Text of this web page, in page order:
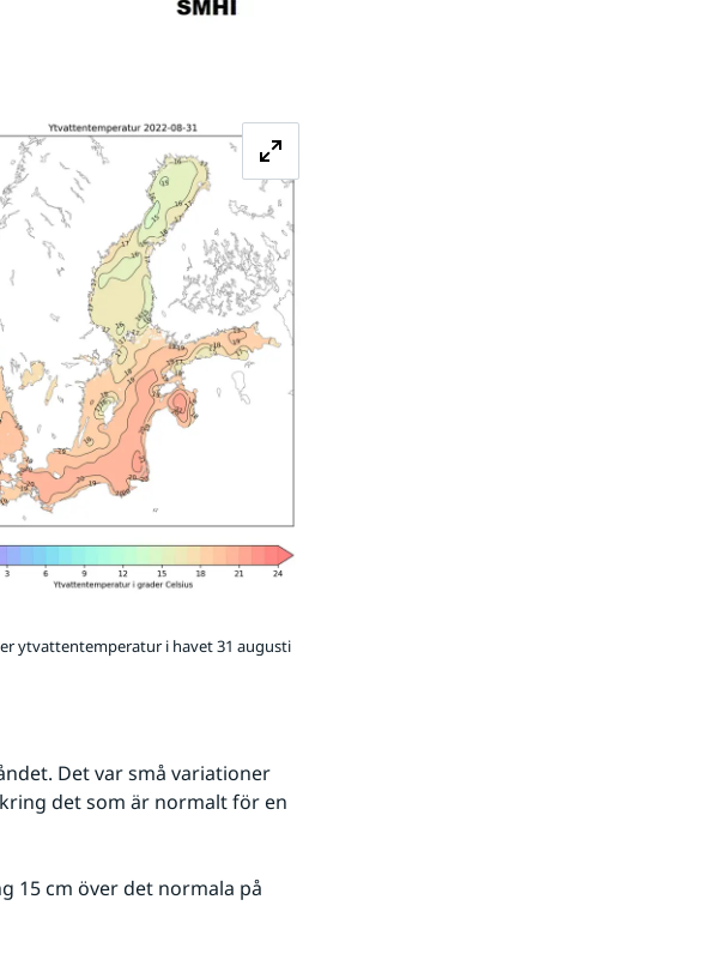
ytvattentemperatur i havet 31 augusti
Det var små variationer
det som är normalt för en
15 cm över det normala på